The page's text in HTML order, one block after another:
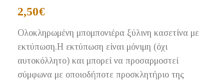
2,50€
Ολοκληρωμένη μπομπονιέρα ξύλινη κασετίνα με
εκτύπωση.Η εκτύπωση είναι μόνιμη (όχι
αυτοκόλλητο) και μπορεί να προσαρμοστεί
σύμφωνα με οποιοδήποτε προσκλητήριο της